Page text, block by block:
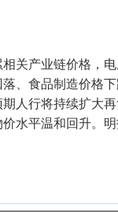
关产业链价格，
、食品制造价格
人行将持续扩大
水平温和回升。